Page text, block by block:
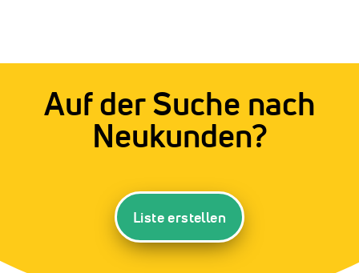
Auf der Suche nach
Neukunden?
Liste erstellen